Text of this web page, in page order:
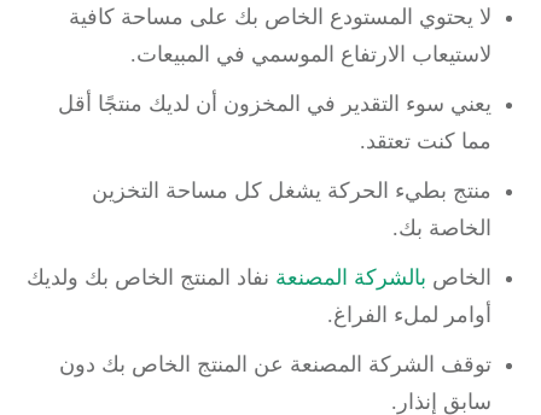
لا يحتوي المستودع الخاص بك على مساحة كافية
لاستيعاب الارتفاع الموسمي في المبيعات.
يعني سوء التقدير في المخزون أن لديك منتجًا أقل
مما كنت تعتقد.
منتج بطيء الحركة يشغل كل مساحة التخزين
الخاصة بك.
الخاصبالشركة المصنعةنفاد المنتج الخاص بك ولديك
أوامر لملء الفراغ.
توقف الشركة المصنعة عن المنتج الخاص بك دون
سابق إنذار.